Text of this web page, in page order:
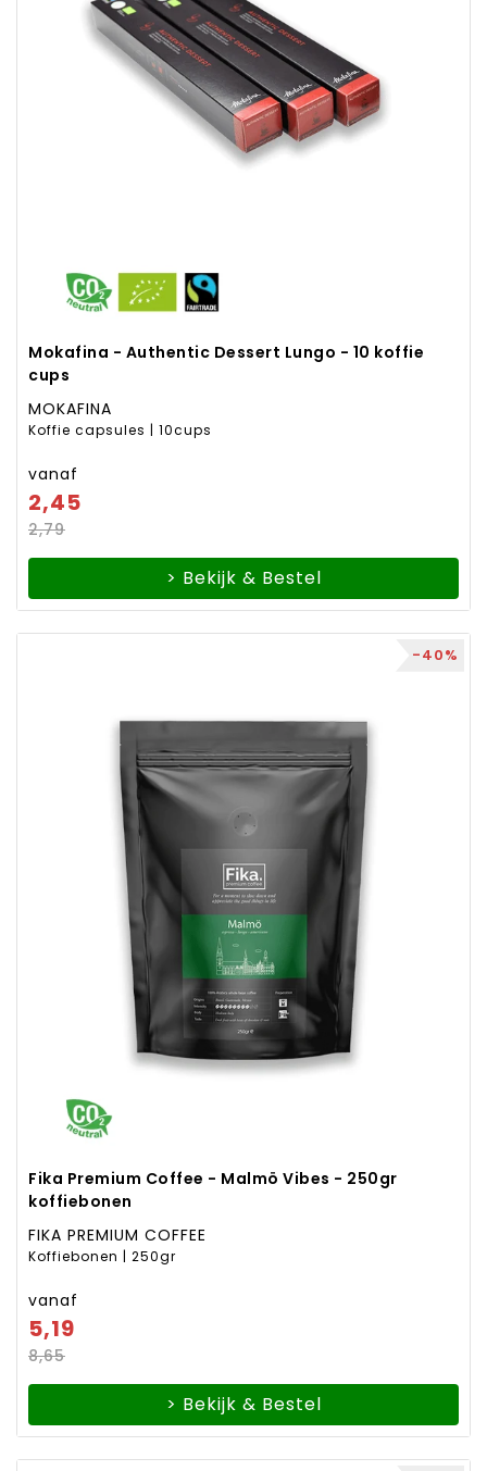
Mokafina - Authentic Dessert Lungo - 10 koffie
cups
MOKAFINA
Koffie capsules | 10cups
vanaf
2,45
2,79
> Bekijk & Bestel
-40%
Fika Premium Coffee - Malmö Vibes - 250gr
koffiebonen
FIKA PREMIUM COFFEE
Koffiebonen | 250gr
vanaf
5,19
8,65
> Bekijk & Bestel